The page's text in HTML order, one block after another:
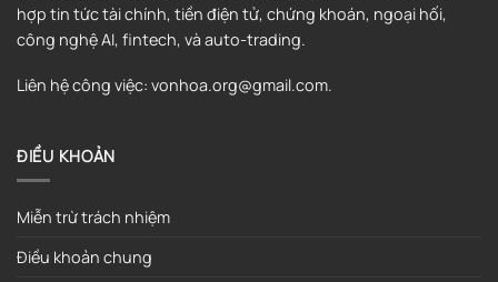
hợp tin tức tài chính, tiền điện tử, chứng khoán, ngoại hối,
công nghệ AI, fintech, và auto-trading.
Liên hệ công việc: vonhoa.org@gmail.com.
ĐIỀU KHOẢN
Miễn trừ trách nhiệm
Điều khoản chung